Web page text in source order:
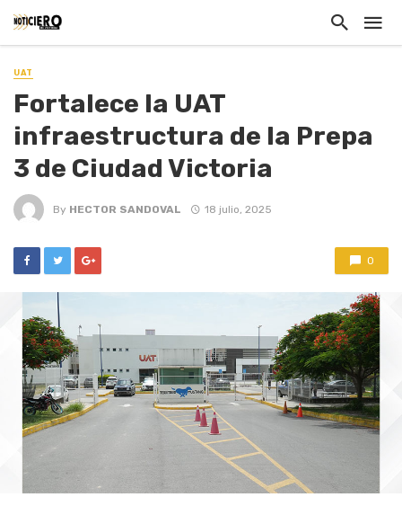
UAT
Fortalece la UAT
infraestructura de la Prepa
3 de Ciudad Victoria
By HECTOR SANDOVAL 18 julio, 2025
0